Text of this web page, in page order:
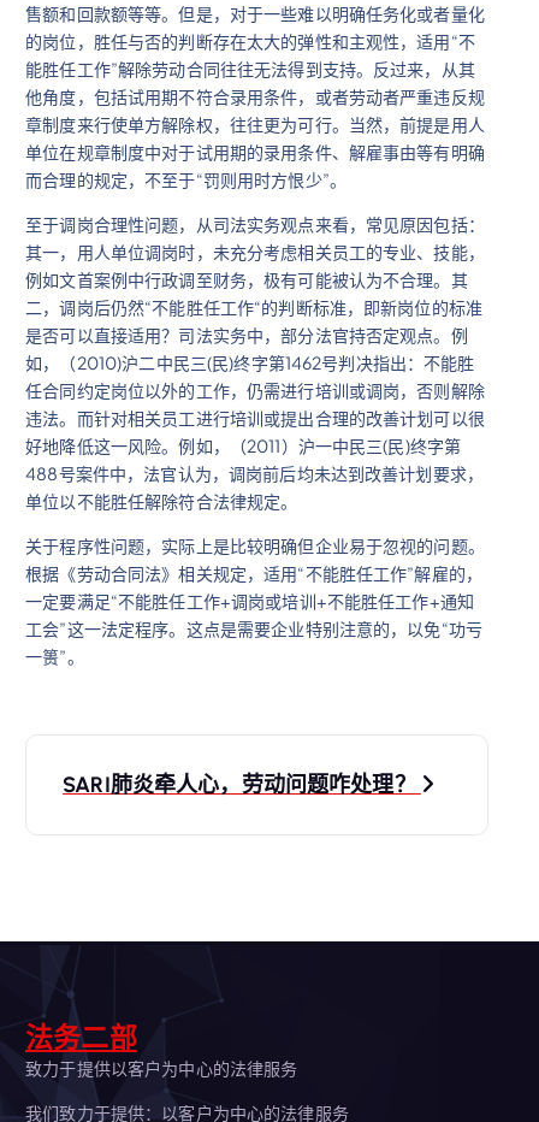
售额和回款额等等。但是，对于一些难以明确任务化或者量化
的岗位，胜任与否的判断存在太大的弹性和主观性，适用“不
能胜任工作”解除劳动合同往往无法得到支持。反过来，从其
他角度，包括试用期不符合录用条件，或者劳动者严重违反规
章制度来行使单方解除权，往往更为可行。当然，前提是用人
单位在规章制度中对于试用期的录用条件、解雇事由等有明确
而合理的规定，不至于“罚则用时方恨少”。
至于调岗合理性问题，从司法实务观点来看，常见原因包括：
其一，用人单位调岗时，未充分考虑相关员工的专业、技能，
例如文首案例中行政调至财务，极有可能被认为不合理。其
二，调岗后仍然“不能胜任工作“的判断标准，即新岗位的标准
是否可以直接适用？司法实务中，部分法官持否定观点。例
如，（2010)沪二中民三(民)终字第1462号判决指出：不能胜
任合同约定岗位以外的工作，仍需进行培训或调岗，否则解除
违法。而针对相关员工进行培训或提出合理的改善计划可以很
好地降低这一风险。例如，（2011）沪一中民三(民)终字第
488号案件中，法官认为，调岗前后均未达到改善计划要求，
单位以不能胜任解除符合法律规定。
关于程序性问题，实际上是比较明确但企业易于忽视的问题。
根据《劳动合同法》相关规定，适用“不能胜任工作”解雇的，
一定要满足“不能胜任工作+调岗或培训+不能胜任工作+通知
工会”这一法定程序。这点是需要企业特别注意的，以免“功亏
一篑”。
文
航
SARI肺炎牵人心，劳动问题咋处理？
法务二部
致力于提供以客户为中心的法律服务
我们致力于提供：以客户为中心的法律服务